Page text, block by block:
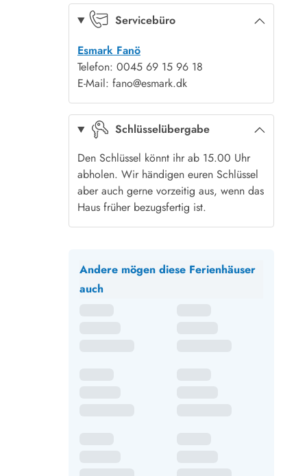
Servicebüro
Esmark Fanö
Telefon: 0045 69 15 96 18
E-Mail: fano@esmark.dk
Schlüsselübergabe
Den Schlüssel könnt ihr ab 15.00 Uhr
abholen. Wir händigen euren Schlüssel
aber auch gerne vorzeitig aus, wenn das
Haus früher bezugsfertig ist.
Andere mögen diese Ferienhäuser
auch